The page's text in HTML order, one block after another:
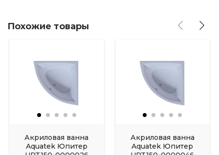
Похожие товары
Акриловая ванна
Aquatek Юпитер
Акриловая ванна
Aquatek Юпитер